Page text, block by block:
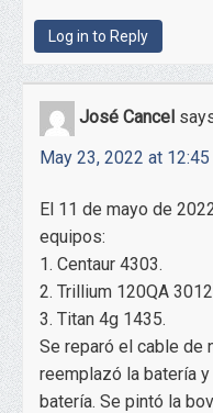
Log in to Reply
José Cancel
May 23, 2022 at 12:45
El 11 de mayo de
equipos:
1. Centaur 4303.
2. Trillium 120QA
3. Titan 4g 1435.
Se reparó el cable de
reemplazó la batería
batería. Se pintó la